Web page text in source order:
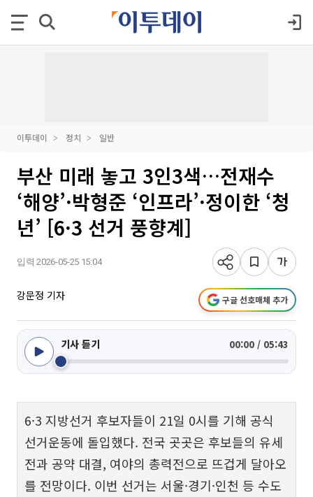
이투데이 정치 일반
부산 미래 놓고 3인3색…전재수
‘해양’·박형준 ‘인프라’·정이한 ‘청
년’ [6·3 선거 풍향계]
입력 2026-05-25 15:04
강문정 기자 구글 선호매체 추가
기사 듣기 00:00 / 05:43
6·3 지방선거 후보자들이 21일 0시를 기해 공식
선거운동에 돌입했다. 전국 곳곳은 후보들의 유세
전과 공약 대결, 여야의 총력전으로 뜨겁게 달아오
를 전망이다. 이번 선거는 서울·경기·인천 등 수도